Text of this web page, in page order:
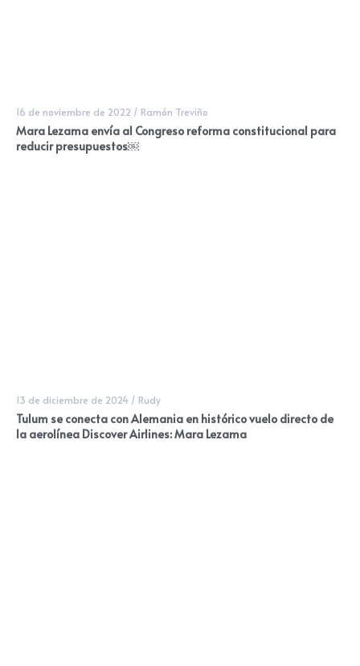
16 de noviembre de 2022 / Ramón Treviño
Mara Lezama envía al Congreso reforma constitucional para
reducir presupuestos￼
13 de diciembre de 2024 / Rudy
Tulum se conecta con Alemania en histórico vuelo directo de
la aerolínea Discover Airlines: Mara Lezama